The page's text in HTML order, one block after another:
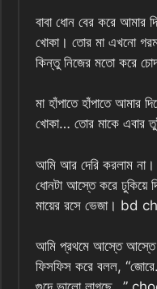
বাবা ধোন বের করে আমার
খোকা। তোর মা এখনো
কিন্তু নিজের মতো করে
মা হাঁপাতে হাঁপাতে আমার
খোকা… তোর মাকে এবার
আমি আর দেরি করলাম
ধোনটা আস্তে করে ঢুকিয়ে
মায়ের রসে ভেজা। bd
আমি প্রথমে আস্তে আস্তে
ফিসফিস করে বলল,